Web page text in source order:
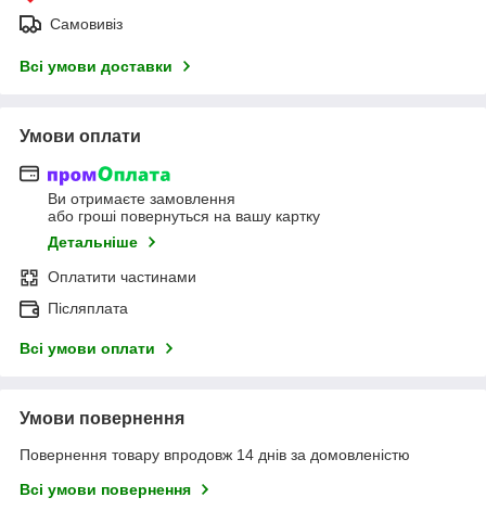
Самовивіз
Всі умови доставки
Умови оплати
Ви отримаєте замовлення
або гроші повернуться на вашу картку
Детальніше
Оплатити частинами
Післяплата
Всі умови оплати
Умови повернення
Повернення товару впродовж 14 днів за домовленістю
Всі умови повернення